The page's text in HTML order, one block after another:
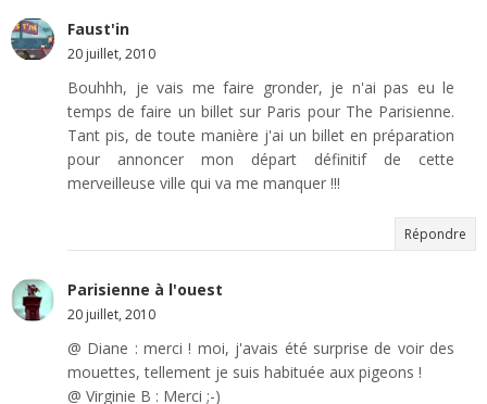
Faust'in
20 juillet, 2010
Bouhhh, je vais me faire gronder, je n'ai pas eu le
temps de faire un billet sur Paris pour The Parisienne.
Tant pis, de toute manière j'ai un billet en préparation
pour annoncer mon départ définitif de cette
merveilleuse ville qui va me manquer !!!
Répondre
Parisienne à l'ouest
20 juillet, 2010
@ Diane : merci ! moi, j'avais été surprise de voir des
mouettes, tellement je suis habituée aux pigeons !
@ Virginie B : Merci ;-)